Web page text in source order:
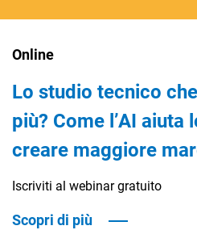
Online
Lo studio tecnico
più? Come l’AI
creare maggiore
Iscriviti al webinar gratuito
Scopri di più